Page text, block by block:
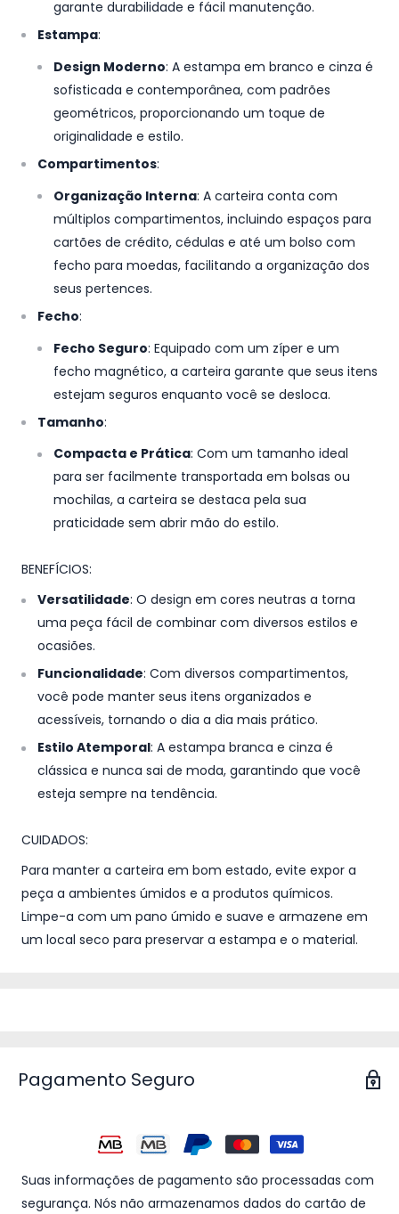
garante durabilidade e fácil manutenção.
Estampa:
Design Moderno: A estampa em branco e cinza é
sofisticada e contemporânea, com padrões
geométricos, proporcionando um toque de
originalidade e estilo.
Compartimentos:
Organização Interna: A carteira conta com
múltiplos compartimentos, incluindo espaços para
cartões de crédito, cédulas e até um bolso com
fecho para moedas, facilitando a organização dos
seus pertences.
Fecho:
Fecho Seguro: Equipado com um zíper e um
fecho magnético, a carteira garante que seus itens
estejam seguros enquanto você se desloca.
Tamanho:
Compacta e Prática: Com um tamanho ideal
para ser facilmente transportada em bolsas ou
mochilas, a carteira se destaca pela sua
praticidade sem abrir mão do estilo.
BENEFÍCIOS:
Versatilidade: O design em cores neutras a torna
uma peça fácil de combinar com diversos estilos e
ocasiões.
Funcionalidade: Com diversos compartimentos,
você pode manter seus itens organizados e
acessíveis, tornando o dia a dia mais prático.
Estilo Atemporal: A estampa branca e cinza é
clássica e nunca sai de moda, garantindo que você
esteja sempre na tendência.
CUIDADOS:
Para manter a carteira em bom estado, evite expor a
peça a ambientes úmidos e a produtos químicos.
Limpe-a com um pano úmido e suave e armazene em
um local seco para preservar a estampa e o material.
Pagamento Seguro
Suas informações de pagamento são processadas com
segurança. Nós não armazenamos dados do cartão de